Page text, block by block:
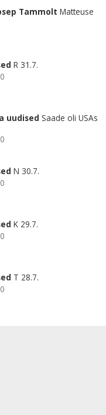
Tammolt Matteuse
R 31.7.
uudised Saade oli USAs
N 30.7.
K 29.7.
T 28.7.